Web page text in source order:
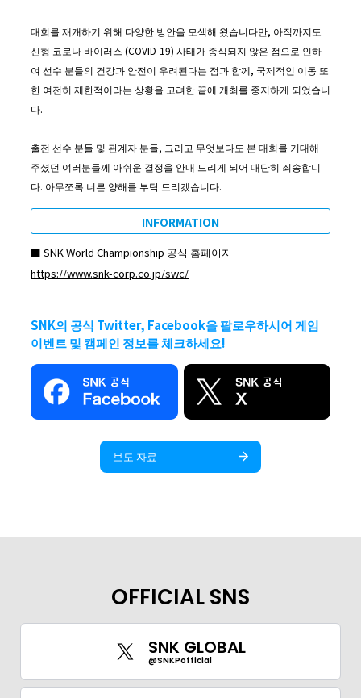
대회를 재개하기 위해 다양한 방안을 모색해 왔습니다만, 아직까지도
신형 코로나 바이러스 (COVID-19) 사태가 종식되지 않은 점으로 인하
여 선수 분들의 건강과 안전이 우려된다는 점과 함께, 국제적인 이동 또
한 여전히 제한적이라는 상황을 고려한 끝에 개최를 중지하게 되었습니
다.
출전 선수 분들 및 관계자 분들, 그리고 무엇보다도 본 대회를 기대해
주셨던 여러분들께 아쉬운 결정을 안내 드리게 되어 대단히 죄송합니
다. 아무쪼록 너른 양해를 부탁 드리겠습니다.
INFORMATION
■ SNK World Championship 공식 홈페이지
https://www.snk-corp.co.jp/swc/
SNK의 공식 Twitter, Facebook을 팔로우하시어 게임
이벤트 및 캠페인 정보를 체크하세요!
보도 자료
OFFICIAL SNS
SNK GLOBAL
@SNKPofficial